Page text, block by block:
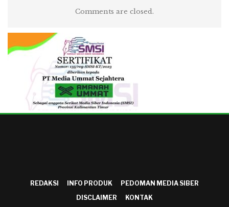
Comments are closed.
REDAKSI INFO PRODUK
PEDOMAN MEDIA SIBER
DISCLAIMER
KONTAK